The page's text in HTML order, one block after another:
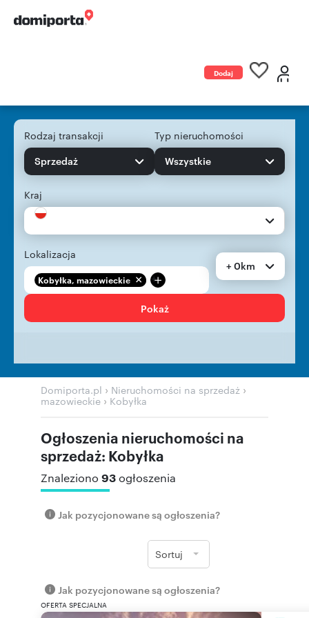
Dodaj
Rodzaj transakcji
Sprzedaż
Typ nieruchomości
Wszystkie
Kraj
Lokalizacja
Kobyłka, mazowieckie +
+ 0km
Pokaż
Domiporta.pl › Nieruchomości na sprzedaż ›
mazowieckie › Kobyłka
Ogłoszenia nieruchomości na
sprzedaż: Kobyłka
Znaleziono 93ogłoszenia
Jak pozycjonowane są ogłoszenia?
Sortuj
Jak pozycjonowane są ogłoszenia?
OFERTA SPECJALNA